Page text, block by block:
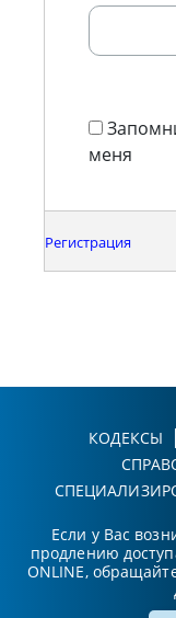
меня
Регистрация
КОДЕКСЫ
Если у Вас
продлению
ONLINE,